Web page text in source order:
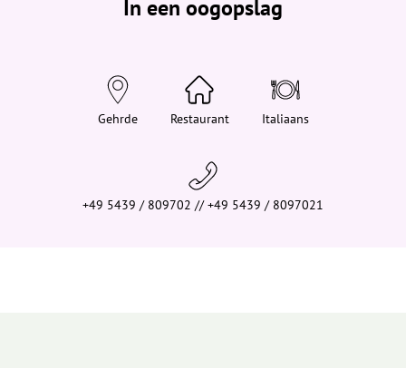
i
e
h
e
In een oogopslag
Gehrde Restaurant Italiaans
+49 5439 / 809702 // +49 5439 / 8097021